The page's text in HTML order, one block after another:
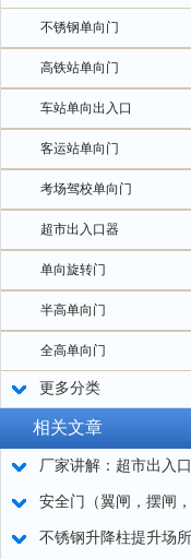
不锈钢单向门
高铁站单向门
车站单向出入口
客运站单向门
考场驾校单向门
超市出入口器
单向旋转门
半高单向门
全高单向门
更多分类
相关文章
厂家讲解：超市出入
字转闸特性
安全门（翼闸，摆闸
防盗门之间有何不同？
不锈钢升降柱提升场